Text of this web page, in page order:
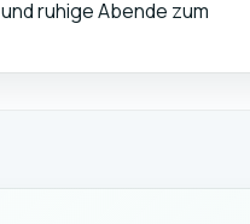
ruhige Abende zum